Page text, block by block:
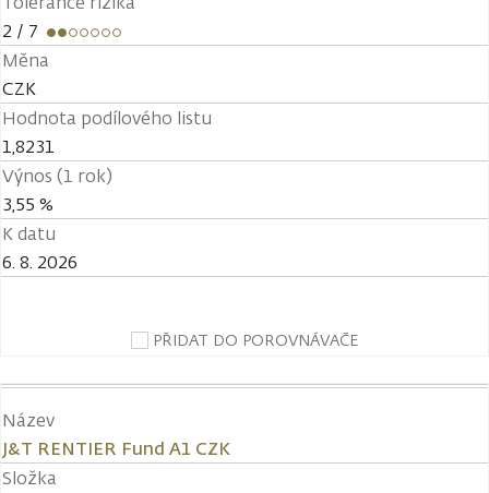
2 / 7
Měna
CZK
Hodnota podílového listu
1,8231
Výnos (1 rok)
3,55 %
K datu
6. 8. 2026
PŘIDAT DO POROVNÁVAČE
Název
J&T RENTIER Fund A1 CZK
Složka